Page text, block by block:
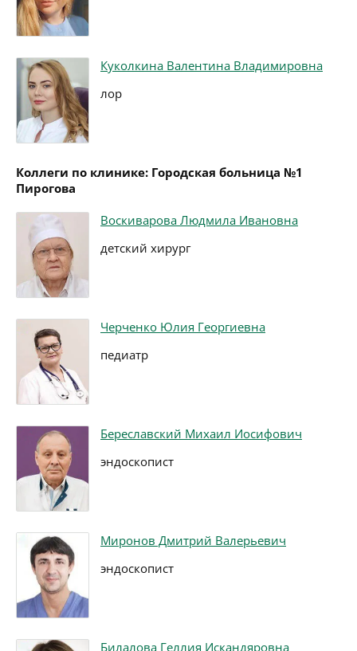
Куколкина Валентина Владимировна
лор
Коллеги по клинике: Городская больница №1
Пирогова
Воскиварова Людмила Ивановна
детский хирург
Черченко Юлия Георгиевна
педиатр
Береславский Михаил Иосифович
эндоскопист
Миронов Дмитрий Валерьевич
эндоскопист
Билалова Геллия Искандяровна